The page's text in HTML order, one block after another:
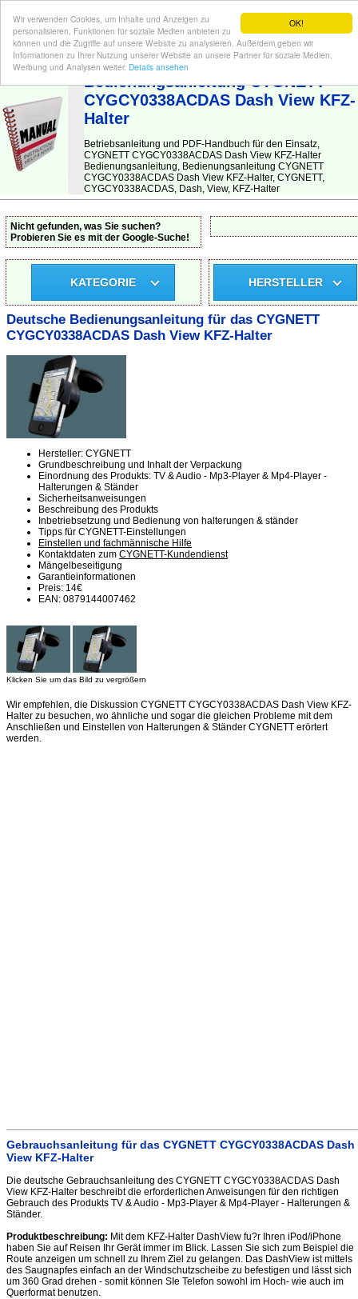
OK!
Wir verwenden Cookies, um Inhalte und Anzeigen zu
personalisieren, Funktionen für soziale Medien anbieten zu
können und die Zugriffe auf unsere Website zu analysieren. Außerdem geben wir
Informationen zu Ihrer Nutzung unserer Website an unsere Partner für soziale Medien,
Werbung und Analysen weiter. Details ansehen
BEDIENUNGSANLEITUNG| Hier finden Sie die deutsche Anleitung!
Bedienungsanleitung CYGNETT
CYGCY0338ACDAS Dash View KFZ-
Halter
Betriebsanleitung und PDF-Handbuch für den Einsatz,
CYGNETT CYGCY0338ACDAS Dash View KFZ-Halter
Bedienungsanleitung, Bedienungsanleitung CYGNETT
CYGCY0338ACDAS Dash View KFZ-Halter, CYGNETT,
CYGCY0338ACDAS, Dash, View, KFZ-Halter
Nicht gefunden, was Sie suchen?
Probieren Sie es mit der Google-Suche!
KATEGORIE HERSTELLER
Deutsche Bedienungsanleitung für das CYGNETT
CYGCY0338ACDAS Dash View KFZ-Halter
Hersteller: CYGNETT
Grundbeschreibung und Inhalt der Verpackung
Einordnung des Produkts: TV & Audio - Mp3-Player & Mp4-Player -
Halterungen & Ständer
Sicherheitsanweisungen
Beschreibung des Produkts
Inbetriebsetzung und Bedienung von halterungen & ständer
Tipps für CYGNETT-Einstellungen
Einstellen und fachmännische Hilfe
Kontaktdaten zum CYGNETT-Kundendienst
Mängelbeseitigung
Garantieinformationen
Preis: 14€
EAN: 0879144007462
Klicken Sie um das Bild zu vergrößern
Wir empfehlen, die Diskussion CYGNETT CYGCY0338ACDAS Dash View KFZ-
Halter zu besuchen, wo ähnliche und sogar die gleichen Probleme mit dem
Anschließen und Einstellen von Halterungen & Ständer CYGNETT erörtert
werden.
Gebrauchsanleitung für das CYGNETT CYGCY0338ACDAS Dash
View KFZ-Halter
Die deutsche Gebrauchsanleitung des CYGNETT CYGCY0338ACDAS Dash
View KFZ-Halter beschreibt die erforderlichen Anweisungen für den richtigen
Gebrauch des Produkts TV & Audio - Mp3-Player & Mp4-Player - Halterungen &
Ständer.
Produktbeschreibung: Mit dem KFZ-Halter DashView fu?r Ihren iPod/iPhone
haben Sie auf Reisen Ihr Gerät immer im Blick. Lassen Sie sich zum Beispiel die
Route anzeigen um schnell zu Ihrem Ziel zu gelangen. Das DashView ist mittels
des Saugnapfes einfach an der Windschutzscheibe zu befestigen und lässt sich
um 360 Grad drehen - somit können SIe Telefon sowohl im Hoch- wie auch im
Querformat benutzen.